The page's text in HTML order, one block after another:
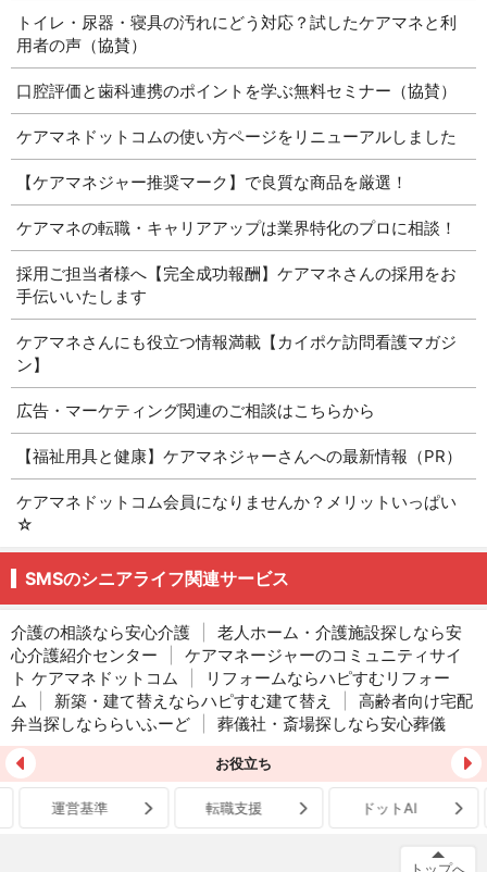
トイレ・尿器・寝具の汚れにどう対応？試したケアマネと利
用者の声（協賛）
口腔評価と歯科連携のポイントを学ぶ無料セミナー（協賛）
ケアマネドットコムの使い方ページをリニューアルしました
【ケアマネジャー推奨マーク】で良質な商品を厳選！
ケアマネの転職・キャリアアップは業界特化のプロに相談！
採用ご担当者様へ【完全成功報酬】ケアマネさんの採用をお
手伝いいたします
ケアマネさんにも役立つ情報満載【カイポケ訪問看護マガジ
ン】
広告・マーケティング関連のご相談はこちらから
【福祉用具と健康】ケアマネジャーさんへの最新情報（PR）
ケアマネドットコム会員になりませんか？メリットいっぱい
☆
SMSのシニアライフ関連サービス
介護の相談なら安心介護
老人ホーム・介護施設探しなら安
心介護紹介センター
ケアマネージャーのコミュニティサイ
ト ケアマネドットコム
リフォームならハピすむリフォー
ム
新築・建て替えならハピすむ建て替え
高齢者向け宅配
弁当探しなららいふーど
葬儀社・斎場探しなら安心葬儀
お役立ち
運営基準 転職支援 ドットAI